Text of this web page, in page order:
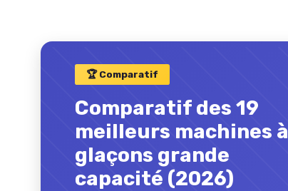
🏆 Comparatif
Comparatif des 19
meilleurs machines à
glaçons grande
capacité (2026)